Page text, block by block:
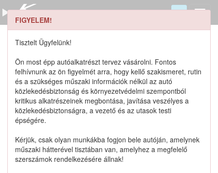
Szerszámkatalógus
Kosár
Alkatrészek
FIGYELEM!
Tisztelt Ügyfelünk!
Ön most épp autóalkatrészt tervez vásárolni. Fontos
felhívnunk az ön figyelmét arra, hogy kellő szakismeret, rutin
és a szükséges műszaki információk nélkül az autó
közlekedésbiztonság és környezetvédelmi szempontból
kritikus alkatrészeinek megbontása, javítása veszélyes a
közlekedésbiztonságra, a vezető és az utasok testi
épségére.
Kérjük, csak olyan munkákba fogjon bele autóján, amelynek
műszaki hátterével tisztában van, amelyhez a megfelelő
szerszámok rendelkezésére állnak!
44122M79F00 keresése
0 1
Részletes keresés
Katalógusban szereplő termékek